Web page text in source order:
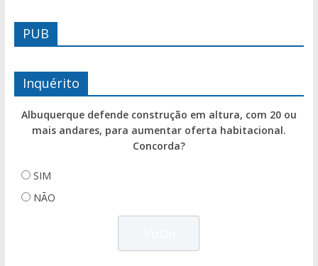
PUB
Inquérito
Albuquerque defende construção em altura, com 20 ou
mais andares, para aumentar oferta habitacional.
Concorda?
SIM
NÃO